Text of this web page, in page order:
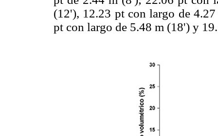
(12'), 12.23 pt con largo de
pt con largo de 5.48 m (18') y